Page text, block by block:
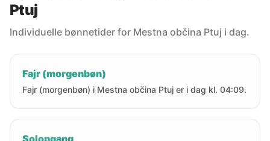
Ptuj
Individuelle bønnetider for Mestna občina Ptuj i dag.
Fajr (morgenbøn)
Fajr (morgenbøn) i Mestna občina Ptuj er i dag kl. 04:09.
Solopgang